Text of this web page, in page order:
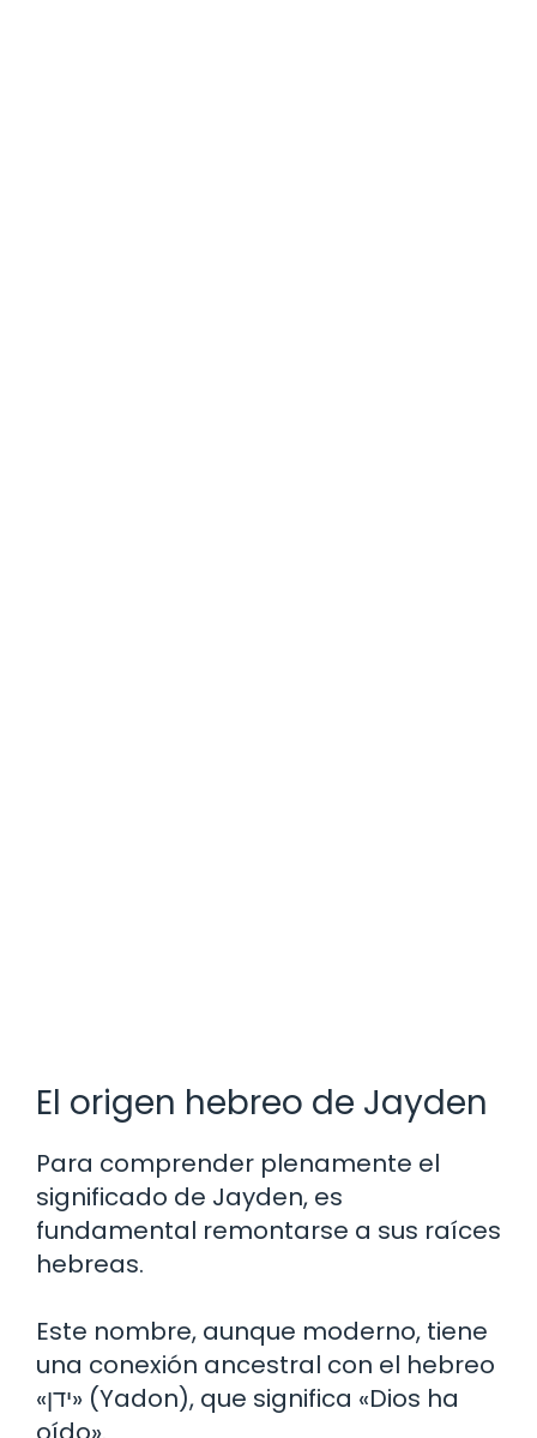
El origen hebreo de Jayden
Para comprender plenamente el
significado de Jayden, es
fundamental remontarse a sus raíces
hebreas.
Este nombre, aunque moderno, tiene
una conexión ancestral con el hebreo
«ידן» (Yadon), que significa «Dios ha